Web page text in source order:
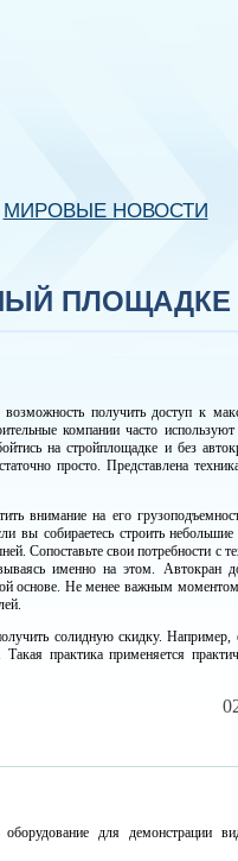
МИРОВЫЕ НОВОСТИ
ПЛОЩАДКЕ
получить доступ к
компании часто
на стройплощадке и без
просто. Представлена
внимание на его
вы собираетесь строить небольшие
Сопоставьте свои потребности с
именно на этом. Автокран
основе. Не менее важным
солидную скидку. Например,
практика применяется
для демонстрации